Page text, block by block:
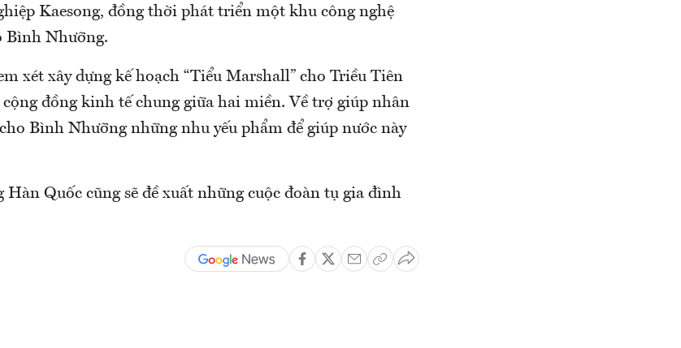
Kaesong, đồng thời phát triển một khu công nghệ
Bình Nhưỡng.
xét xây dựng kế hoạch “Tiểu Marshall” cho Triều Tiên
đồng kinh tế chung giữa hai miền. Về trợ giúp nhân
Bình Nhưỡng những nhu yếu phẩm để giúp nước này
Quốc cũng sẽ đề xuất những cuộc đoàn tụ gia đình